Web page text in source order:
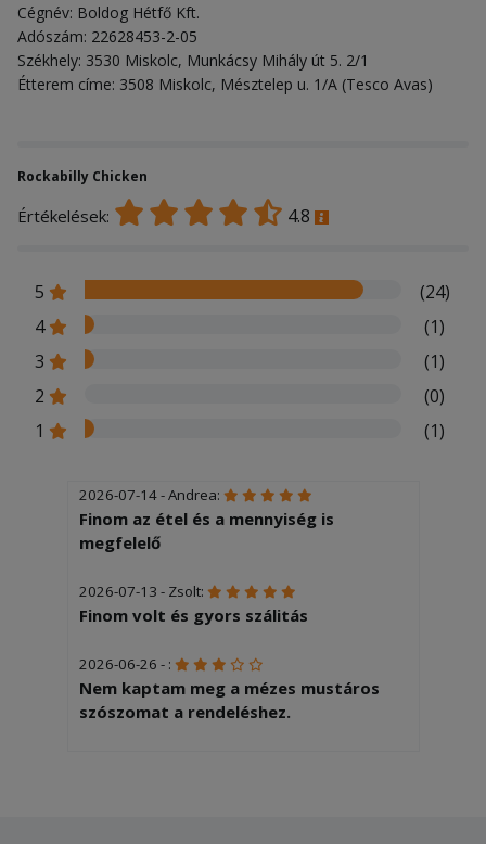
Cégnév: Boldog Hétfő Kft.
Adószám: 22628453-2-05
Székhely: 3530 Miskolc, Munkácsy Mihály út 5. 2/1
Étterem címe: 3508 Miskolc, Mésztelep u. 1/A (Tesco Avas)
Rockabilly Chicken
Értékelések: 4.8
5
(24)
4
(1)
3
(1)
2
(0)
1
(1)
2026-07-14 - Andrea:
Finom az étel és a mennyiség is
megfelelő
2026-07-13 - Zsolt:
Finom volt és gyors szálitás
2026-06-26 - :
Nem kaptam meg a mézes mustáros
szószomat a rendeléshez.